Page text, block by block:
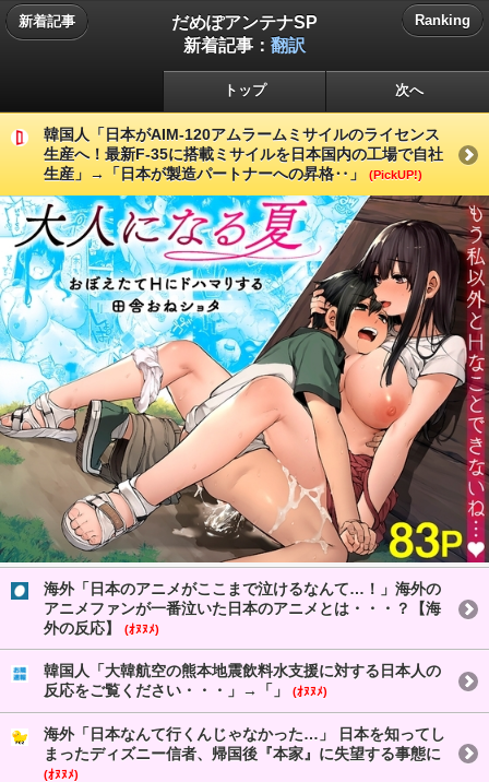
新着記事
だめぽアンテナSP
新着記事： 翻訳
Ranking
トップ 次へ
韓国人「日本がAIM-120アムラームミサイルのライセンス
生産へ！最新F-35に搭載ミサイルを日本国内の工場で自社
生産」→「日本が製造パートナーへの昇格‥」
(PickUP!)
海外「日本のアニメがここまで泣けるなんて…！」海外の
アニメファンが一番泣いた日本のアニメとは・・・？【海
外の反応】
(ｵﾇﾇﾒ)
韓国人「大韓航空の熊本地震飲料水支援に対する日本人の
反応をご覧ください・・・」→「」
(ｵﾇﾇﾒ)
海外「日本なんて行くんじゃなかった…」 日本を知ってし
まったディズニー信者、帰国後『本家』に失望する事態に
(ｵﾇﾇﾒ)